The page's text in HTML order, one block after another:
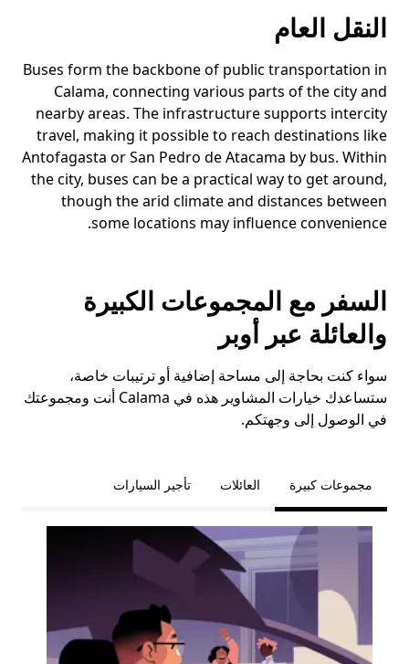
النقل العام
Buses form the backbone of public transportation in
Calama, connecting various parts of the city and
nearby areas. The infrastructure supports intercity
travel, making it possible to reach destinations like
Antofagasta or San Pedro de Atacama by bus. Within
the city, buses can be a practical way to get around,
though the arid climate and distances between
some locations may influence convenience.
السفر مع المجموعات الكبيرة
والعائلة عبر أوبر
سواء كنت بحاجة إلى مساحة إضافية أو ترتيبات خاصة،
ستساعدك خيارات المشاوير هذه في Calama أنت ومجموعتك
في الوصول إلى وجهتكم.
مجموعات كبيرة العائلات تأجير السيارات